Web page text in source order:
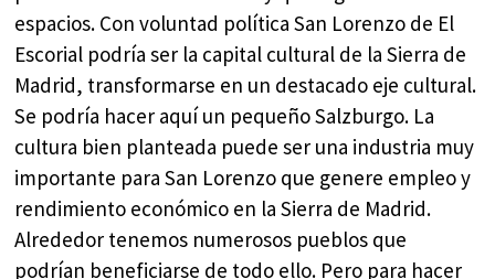
espacios. Con voluntad política San Lorenzo de El
Escorial podría ser la capital cultural de la Sierra de
Madrid, transformarse en un destacado eje cultural.
Se podría hacer aquí un pequeño Salzburgo. La
cultura bien planteada puede ser una industria muy
importante para San Lorenzo que genere empleo y
rendimiento económico en la Sierra de Madrid.
Alrededor tenemos numerosos pueblos que
podrían beneficiarse de todo ello. Pero para hacer